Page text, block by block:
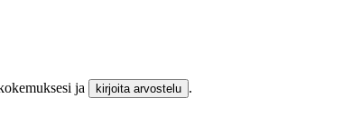
ja kirjoita arvostelu .